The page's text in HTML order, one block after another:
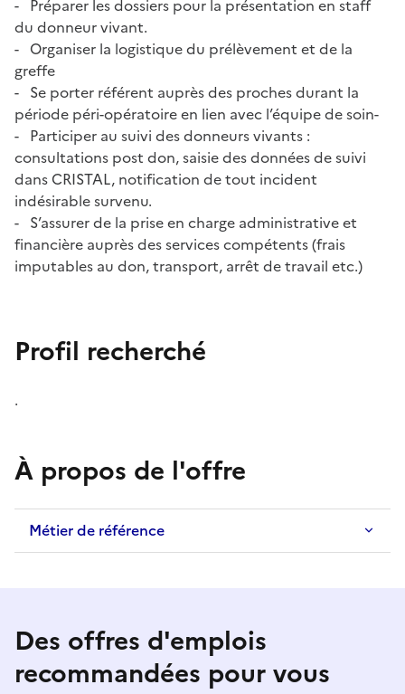
- Préparer les dossiers pour la présentation en staff
du donneur vivant.
- Organiser la logistique du prélèvement et de la
greffe
- Se porter référent auprès des proches durant la
période péri-opératoire en lien avec l’équipe de soin-
- Participer au suivi des donneurs vivants :
consultations post don, saisie des données de suivi
dans CRISTAL, notification de tout incident
indésirable survenu.
- S’assurer de la prise en charge administrative et
financière auprès des services compétents (frais
imputables au don, transport, arrêt de travail etc.)
Profil recherché
.
À propos de l'offre
Métier de référence
Des offres d'emplois
recommandées pour vous